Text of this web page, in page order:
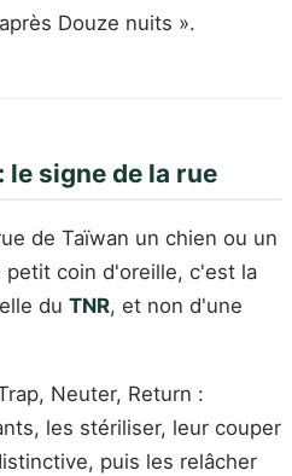
Douze nuits ».
le signe de la rue
de Taïwan un chien ou un
petit coin d'oreille, c'est la
du TNR, et non d'une
Neuter, Return :
les stériliser, leur couper
puis les relâcher